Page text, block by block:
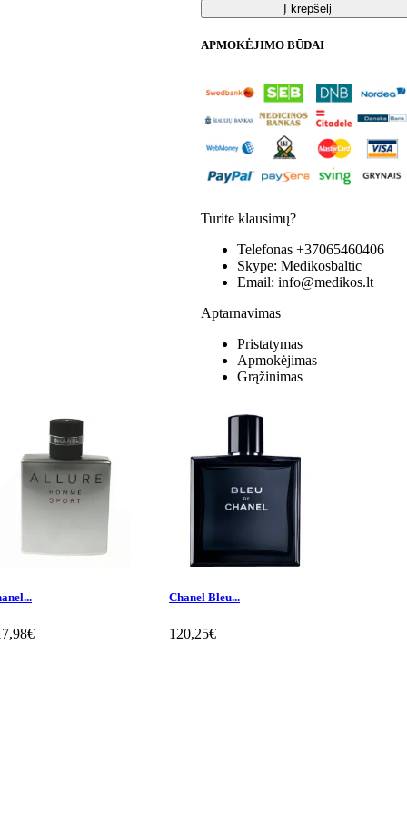
Į krepšelį
APMOKĖJIMO BŪDAI
Turite klausimų?
Telefonas +37065460406
Skype: Medikosbaltic
Email: info@medikos.lt
Aptarnavimas
Pristatymas
Apmokėjimas
Grąžinimas
Chanel Bleu...
120,25€